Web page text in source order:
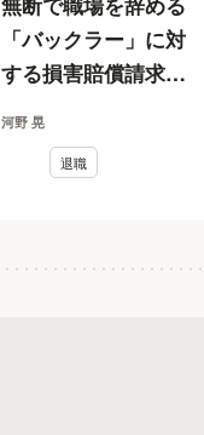
「バックラー」に対
する損害賠償請求は
河野 晃
退職